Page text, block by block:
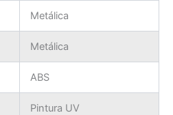
Metálica
Metálica
ABS
Pintura UV